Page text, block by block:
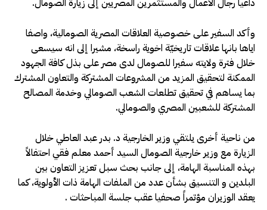
وأكد السفير على خصوصية العلاقات المصرية الصومالية، واصفا
اياها بانها علاقات تاريخيّة اخوية راسخة، مشيرا إلى انه سيسعى
خلال فترة ولايته سفيرا للصومال لدى مصر على بذل كافة الجهود
الممكنة لتحقيق المزيد من المشروعات المشتركة والتعاون المشترك
بما يساهم في تحقيق تطلعات الشعب الصومالي وخدمة المصالح
المشتركة للشعبين المصري والصومالي.
من ناحية أخرى يلتقي وزير الخارجية د. بدر عبد العاطي خلال
الزيارة مع وزير خارجية الصومال السيد أحمد معلم فقي احتفالاً
بهذه المناسبة الهامة، إلى جانب بحث سبل تعزيز التعاون بين
البلدين و التنسيق بشأن عدد من الملفات الهامة ذات الأولوية، كما
يعقد الوزيران مؤتمراً صحفيا عقب جلسة المباحثات .